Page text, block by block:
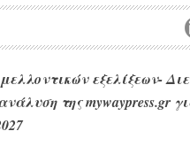
εξελίξεων-
της mywaypress.gr